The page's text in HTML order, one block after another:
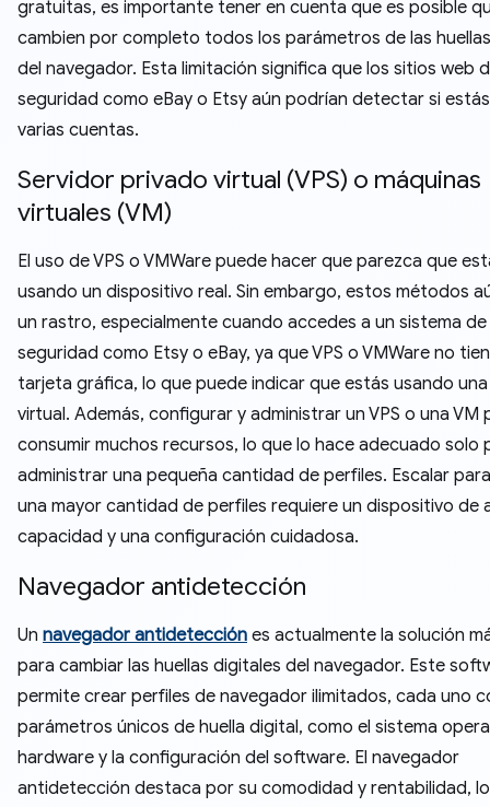
gratuitas, es importante tener en cuenta que es posible
cambien por completo todos los parámetros de las
del navegador. Esta limitación significa que los sitios web
seguridad como eBay o Etsy aún podrían detectar si
varias cuentas.
Servidor privado virtual (VPS) o máquinas
virtuales (VM)
El uso de VPS o VMWare puede hacer que parezca que
usando un dispositivo real. Sin embargo, estos métodos
un rastro, especialmente cuando accedes a un sistema
seguridad como Etsy o eBay, ya que VPS o VMWare no
tarjeta gráfica, lo que puede indicar que estás usando
virtual. Además, configurar y administrar un VPS o una VM
consumir muchos recursos, lo que lo hace adecuado solo
administrar una pequeña cantidad de perfiles. Escalar
una mayor cantidad de perfiles requiere un dispositivo de
capacidad y una configuración cuidadosa.
Navegador antidetección
Un navegador antidetección es actualmente la solución
para cambiar las huellas digitales del navegador. Este
permite crear perfiles de navegador ilimitados, cada uno
parámetros únicos de huella digital, como el sistema
hardware y la configuración del software. El navegador
antidetección destaca por su comodidad y rentabilidad,